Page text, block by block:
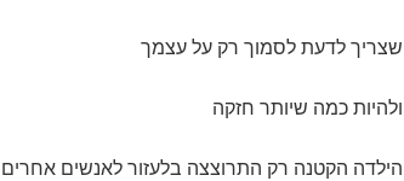
שצריך לדעת לסמוך רק על עצמך
ולהיות כמה שיותר חזקה
הילדה הקטנה רק התרוצצה בלעזור לאנשים אחרים